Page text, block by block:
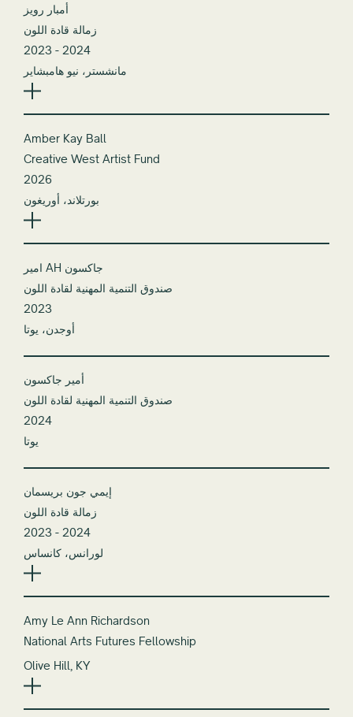
أمبار رويز
زمالة قادة اللون
2023 - 2024
مانشستر، نيو هامبشاير
Amber Kay Ball
Creative West Artist Fund
2026
بورتلاند، أوريغون
امير AH جاكسون
صندوق التنمية المهنية لقادة اللون
2023
أوجدن، يوتا
أمير جاكسون
صندوق التنمية المهنية لقادة اللون
2024
يوتا
إيمي جون بريسمان
زمالة قادة اللون
2023 - 2024
لورانس، كانساس
Amy Le Ann Richardson
National Arts Futures Fellowship
Olive Hill, KY